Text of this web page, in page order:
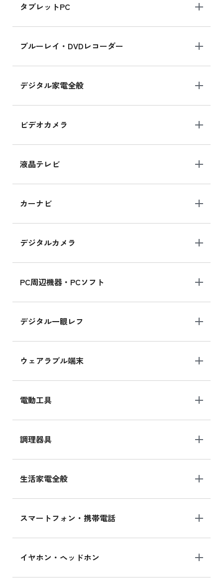
タブレットPC
ブルーレイ・DVDレコーダー
デジタル家電全般
ビデオカメラ
液晶テレビ
カーナビ
デジタルカメラ
PC周辺機器・PCソフト
デジタル一眼レフ
ウェアラブル端末
電動工具
調理器具
生活家電全般
スマートフォン・携帯電話
イヤホン・ヘッドホン
iPhone 16 シリーズ
iPhone 16 の新品買取価格
iPad Air 11インチ シリーズ
iPad Air 11インチ の新品買取価格
iPhone 15 128GB シリーズ
iPhone 15 128GB の新品買取価格
MK2K3J/Aの新品買取価格はこちら